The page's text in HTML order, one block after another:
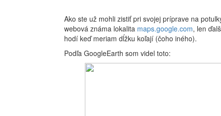
Ako ste už mohli zistiť pri svojej príprave na
webová známa lokalita maps.google.com, len
hodí keď meriam dĺžku koľají (čoho iného).
Podľa GoogleEarth som videl toto: